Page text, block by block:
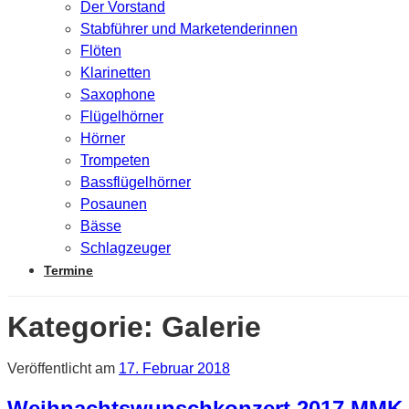
Der Vorstand
Stabführer und Marketenderinnen
Flöten
Klarinetten
Saxophone
Flügelhörner
Hörner
Trompeten
Bassflügelhörner
Posaunen
Bässe
Schlagzeuger
Termine
Kategorie: Galerie
Veröffentlicht am 17. Februar 2018